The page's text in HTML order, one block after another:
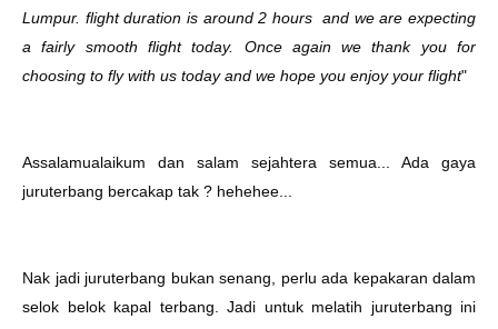
Lumpur. flight duration is around 2 hours and we are expecting
a fairly smooth flight today. Once again we thank you for
choosing to fly with us today and we hope you enjoy your flight"
Assalamualaikum dan salam sejahtera semua... Ada gaya
juruterbang bercakap tak ? hehehee...
Nak jadi juruterbang bukan senang, perlu ada kepakaran dalam
selok belok kapal terbang. Jadi untuk melatih juruterbang ini